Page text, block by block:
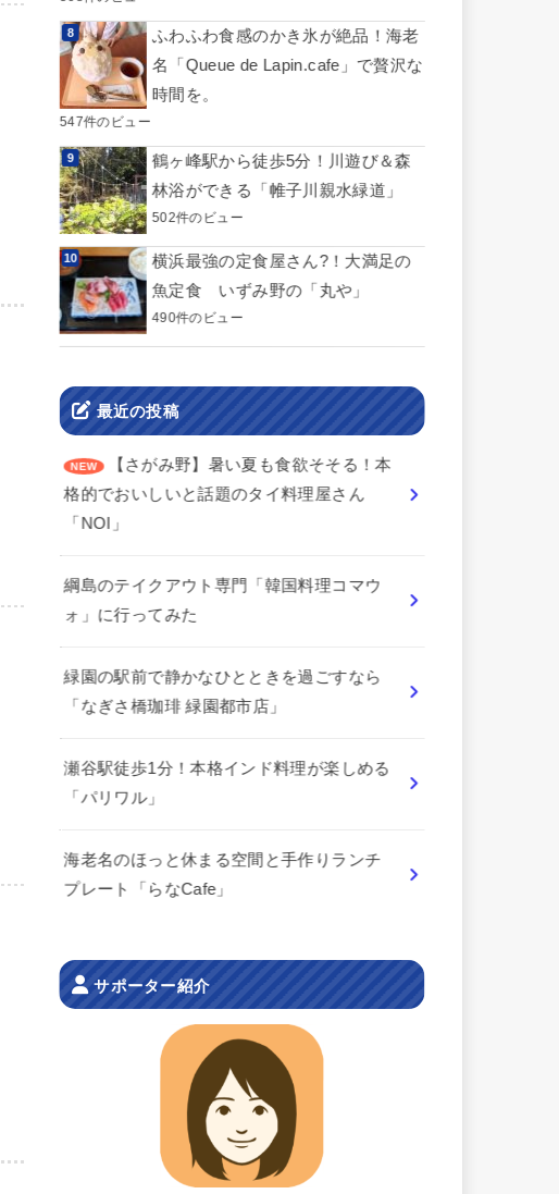
ふわふわ食感のかき氷が絶品！海老
名「Queue de Lapin.cafe」で贅沢な
時間を。
547件のビュー
鶴ヶ峰駅から徒歩5分！川遊び＆森
林浴ができる「帷子川親水緑道」
502件のビュー
横浜最強の定食屋さん?！大満足の
魚定食 いずみ野の「丸や」
490件のビュー
最近の投稿
【さがみ野】暑い夏も食欲そそる！本
格的でおいしいと話題のタイ料理屋さん
「NOI」
綱島のテイクアウト専門「韓国料理コマウ
ォ」に行ってみた
緑園の駅前で静かなひとときを過ごすなら
「なぎさ橋珈琲 緑園都市店」
瀬谷駅徒歩1分！本格インド料理が楽しめる
「パリワル」
海老名のほっと休まる空間と手作りランチ
プレート「らなCafe」
サポーター紹介